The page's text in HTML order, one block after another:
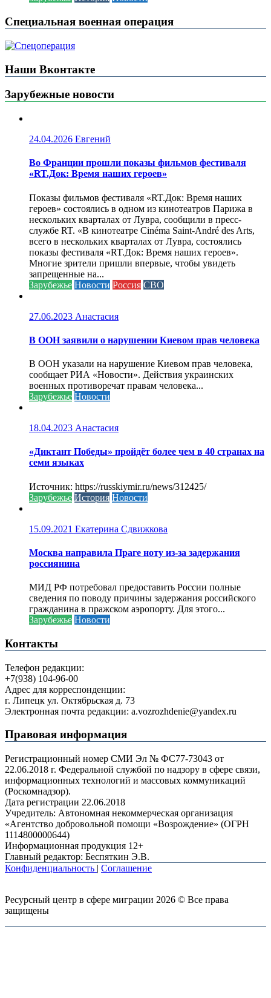
Специальная военная операция
Наши Вконтакте
Зарубежные новости
24.04.2026 Евгений
Во Франции прошли показы фильмов фестиваля
«RT.Док: Время наших героев»
Показы фильмов фестиваля «RT.Док: Время наших
героев» состоялись в одном из кинотеатров Парижа в
нескольких кварталах от Лувра, сообщили в пресс-
службе RT. «В кинотеатре Cinéma Saint-André des Arts,
всего в нескольких кварталах от Лувра, состоялись
показы фестиваля «RT.Док: Время наших героев».
Многие зрители пришли впервые, чтобы увидеть
запрещенные на...
Зарубежье Новости Россия СВО
27.06.2023 Анастасия
В ООН заявили о нарушении Киевом прав человека
В ООН указали на нарушение Киевом прав человека,
сообщает РИА «Новости». Действия украинских
военных противоречат правам человека...
Зарубежье Новости
18.04.2023 Анастасия
«Диктант Победы» пройдёт более чем в 40 странах на
семи языках
Источник: https://russkiymir.ru/news/312425/
Зарубежье История Новости
15.09.2021 Екатерина Сдвижкова
Москва направила Праге ноту из-за задержания
россиянина
МИД РФ потребовал предоставить России полные
сведения по поводу причины задержания российского
гражданина в пражском аэропорту. Для этого...
Зарубежье Новости
Контакты
Телефон редакции:
+7(938) 104-96-00
Адрес для корреспонденции:
г. Липецк ул. Октябрьская д. 73
Электронная почта редакции: a.vozrozhdenie@yandex.ru
Правовая информация
Регистрационный номер СМИ Эл № ФС77-73043 от
22.06.2018 г. Федеральной службой по надзору в сфере связи,
информационных технологий и массовых коммуникаций
(Роскомнадзор).
Дата регистрации 22.06.2018
Учредитель: Автономная некоммерческая организация
«Агентство добровольной помощи «Возрождение» (ОГРН
1114800000644)
Информационная продукция 12+
Главный редактор: Беспяткин Э.В.
Конфиденциальность | Соглашение
Ресурсный центр в сфере миграции 2026 © Все права
защищены